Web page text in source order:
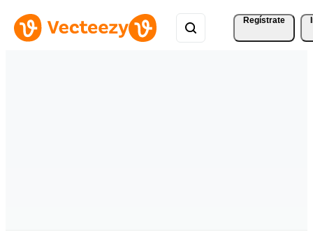
Regístrate